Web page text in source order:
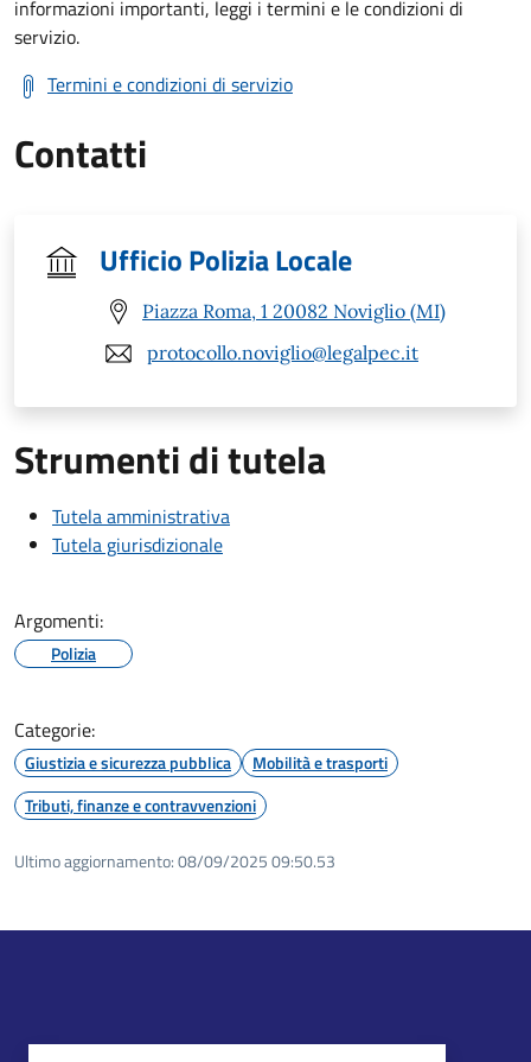
informazioni importanti, leggi i termini e le condizioni di
servizio.
Termini e condizioni di servizio
Contatti
Ufficio Polizia Locale
Piazza Roma, 1 20082 Noviglio (MI)
protocollo.noviglio@legalpec.it
Strumenti di tutela
Tutela amministrativa
Tutela giurisdizionale
Argomenti:
Polizia
Categorie:
Giustizia e sicurezza pubblica
Mobilità e trasporti
Tributi, finanze e contravvenzioni
Ultimo aggiornamento:08/09/2025 09:50.53